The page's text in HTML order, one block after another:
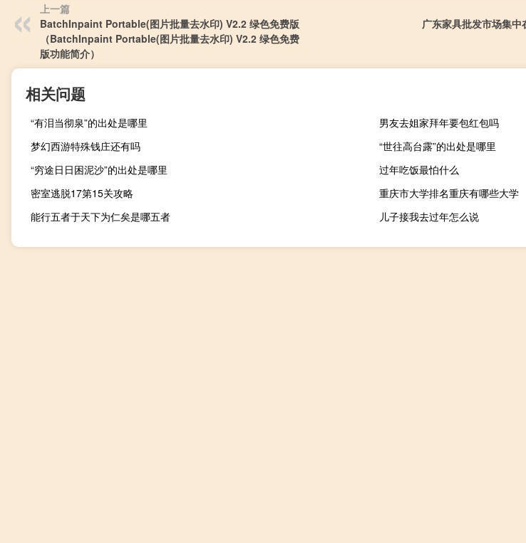
上一篇
BatchInpaint Portable(图片批量去水印) V2.2 绿色免费版
（BatchInpaint Portable(图片批量去水印) V2.2 绿色免费
版功能简介）
广东家具批发市场集
相关问题
“有泪当彻泉”的出处是哪里
男友去姐家拜年要包红包吗
梦幻西游特殊钱庄还有吗
“世往高台露”的出处是哪里
“穷途日日困泥沙”的出处是哪里
过年吃饭最怕什么
密室逃脱17第15关攻略
重庆市大学排名重庆有哪些大学
能行五者于天下为仁矣是哪五者
儿子接我去过年怎么说